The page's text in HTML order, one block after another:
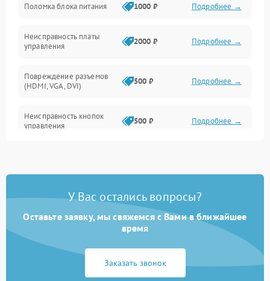
Механические повреждения
Поломка блока питания 1000 ₽ Подробнее →
Неисправность платы
управления
2000 ₽ Подробнее →
Повреждение разъемов
(HDMI, VGA, DVI)
500 ₽ Подробнее →
Неисправность кнопок
управления
500 ₽ Подробнее →
питания
Подробнее →
защиты от перегрузок
1000 ₽ Подробнее →
1000 ₽
У Вас остались вопросы?
Оставьте заявку, мы свяжемся с Вами в ближайшее
время
Заказать звонок